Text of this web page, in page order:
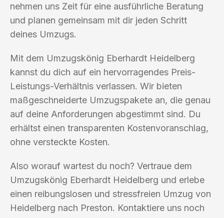
nehmen uns Zeit für eine ausführliche Beratung
und planen gemeinsam mit dir jeden Schritt
deines Umzugs.
Mit dem Umzugskönig Eberhardt Heidelberg
kannst du dich auf ein hervorragendes Preis-
Leistungs-Verhältnis verlassen. Wir bieten
maßgeschneiderte Umzugspakete an, die genau
auf deine Anforderungen abgestimmt sind. Du
erhältst einen transparenten Kostenvoranschlag,
ohne versteckte Kosten.
Also worauf wartest du noch? Vertraue dem
Umzugskönig Eberhardt Heidelberg und erlebe
einen reibungslosen und stressfreien Umzug von
Heidelberg nach Preston. Kontaktiere uns noch